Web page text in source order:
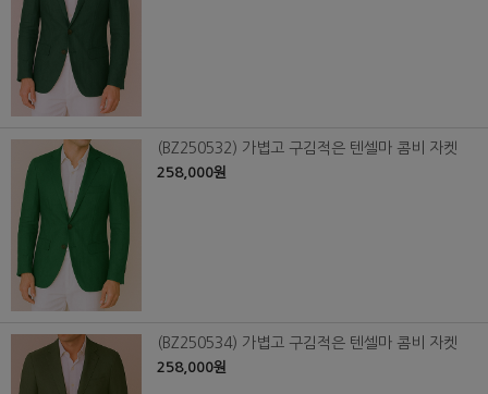
(BZ250532) 가볍고 구김적은 텐셀마 콤비 자켓
258,000원
(BZ250534) 가볍고 구김적은 텐셀마 콤비 자켓
258,000원